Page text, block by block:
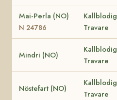
Mai-Perla (NO)
N 24786
Kallblodig
Travare
Mindri (NO)
Kallblodig
Travare
Nöstefart (NO)
Kallblodig
Travare